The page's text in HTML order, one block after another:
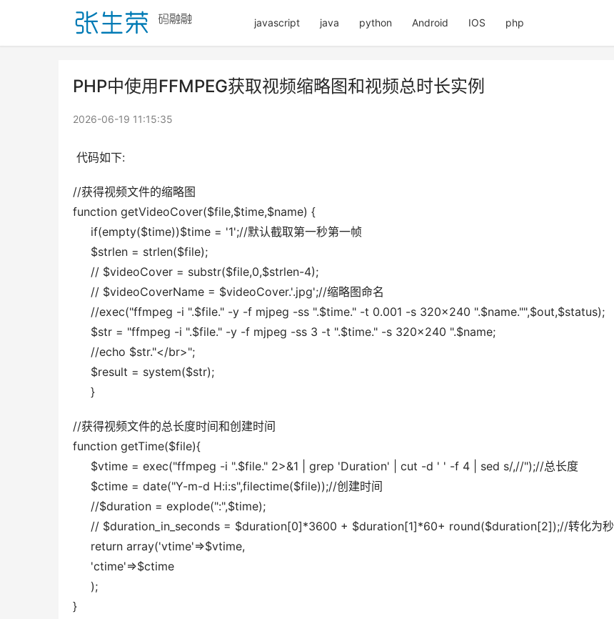
javascript java python Android IOS php
PHP中使用FFMPEG获取视频缩略图和视频总时长实例
2026-06-19 11:15:35
代码如下:
//获得视频文件的缩略图
function getVideoCover($file,$time,$name) {
if(empty($time))$time = '1';//默认截取第一秒第一帧
$strlen = strlen($file);
// $videoCover = substr($file,0,$strlen-4);
// $videoCoverName = $videoCover.'.jpg';//缩略图命名
//exec("ffmpeg -i ".$file." -y -f mjpeg -ss ".$time." -t 0.001 -s 320x240 ".$name."",$out,$status);
$str = "ffmpeg -i ".$file." -y -f mjpeg -ss 3 -t ".$time." -s 320x240 ".$name;
//echo $str."</br>";
$result = system($str);
}
//获得视频文件的总长度时间和创建时间
function getTime($file){
$vtime = exec("ffmpeg -i ".$file." 2>&1 | grep 'Duration' | cut -d ' ' -f 4 | sed s/,//");//总长度
$ctime = date("Y-m-d H:i:s",filectime($file));//创建时间
//$duration = explode(":",$time);
// $duration_in_seconds = $duration[0]*3600 + $duration[1]*60+ round($duration[2]);//转化为秒
return array('vtime'=>$vtime,
'ctime'=>$ctime
);
}